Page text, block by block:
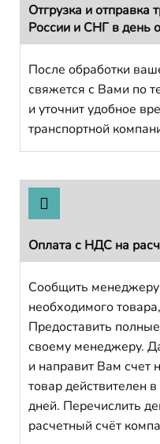
Отгрузка и отправка
России и СНГ в день
После обработки
свяжется с Вами по
и уточнит удобное
транспортной
Оплата с НДС на
Сообщить менеджеру
необходимого
Предоставить
своему менеджеру.
и направит Вам счет
товар действителен
дней. Перечислить
расчетный счёт